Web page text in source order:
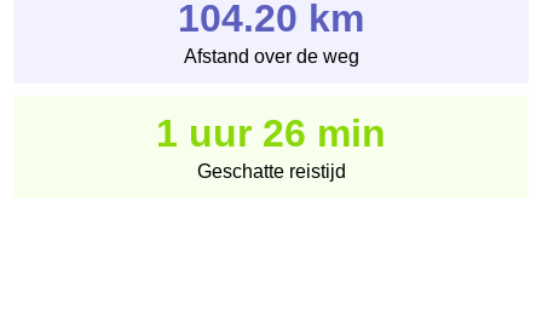
104.20 km
Afstand over de weg
1 uur 26 min
Geschatte reistijd